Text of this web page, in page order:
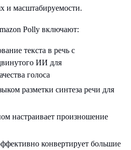
и масштабируемости.
Polly включают:
текста в речь с
ИИ для
голоса
разметки синтеза речи для
настраивает произношение
конвертирует большие